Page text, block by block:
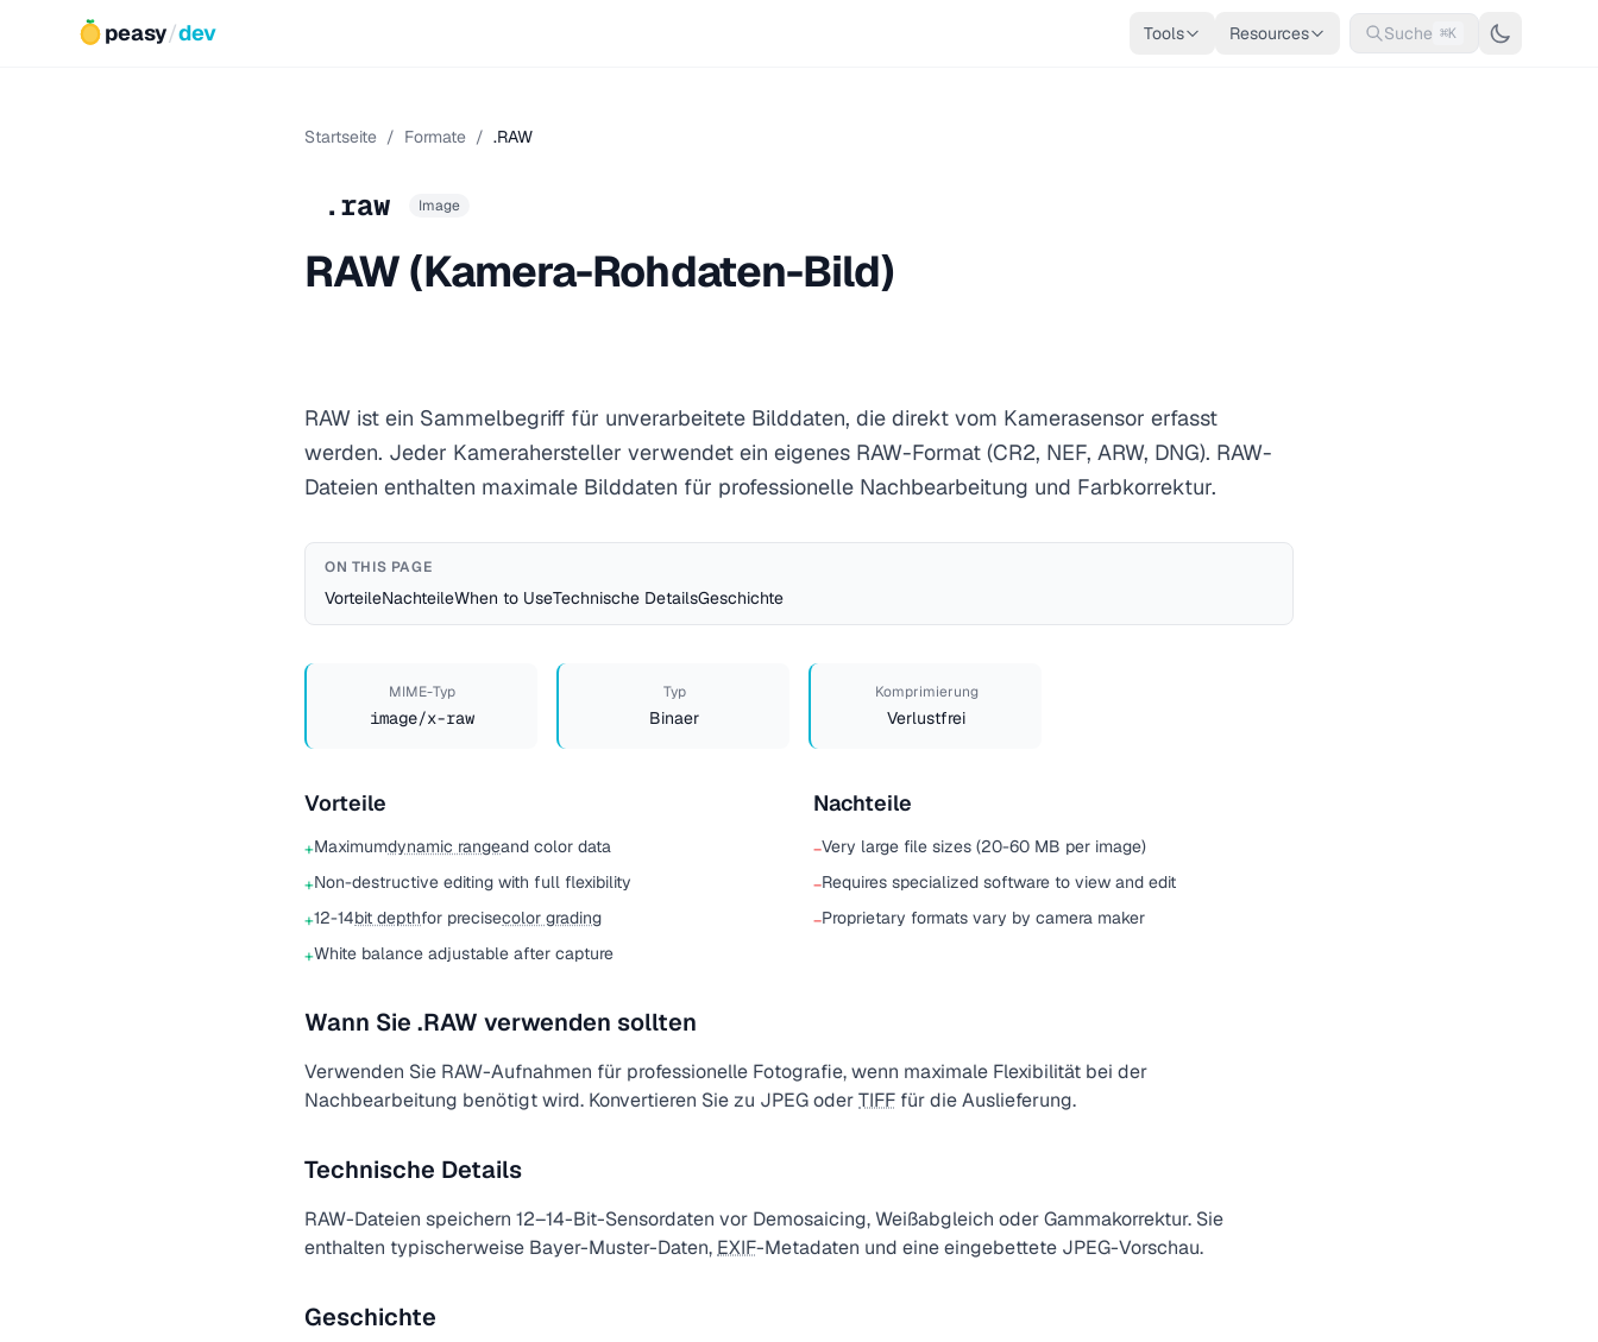
peasy/dev Tools Resources Suche ⌘K
Startseite / Formate / .RAW
.raw Image
RAW (Kamera-Rohdaten-Bild)
RAW ist ein Sammelbegriff für unverarbeitete Bilddaten, die direkt vom Kamerasensor erfasst
werden. Jeder Kamerahersteller verwendet ein eigenes RAW-Format (CR2, NEF, ARW, DNG). RAW-
Dateien enthalten maximale Bilddaten für professionelle Nachbearbeitung und Farbkorrektur.
ON THIS PAGE
VorteileNachteileWhen to UseTechnische DetailsGeschichte
MIME-Typ
image/x-raw
Typ
Binaer
Komprimierung
Verlustfrei
Vorteile
+Maximumdynamic rangeand color data
+Non-destructive editing with full flexibility
+12-14bit depthfor precisecolor grading
+White balance adjustable after capture
Nachteile
−Very large file sizes (20-60 MB per image)
−Requires specialized software to view and edit
−Proprietary formats vary by camera maker
Wann Sie .RAW verwenden sollten
Verwenden Sie RAW-Aufnahmen für professionelle Fotografie, wenn maximale Flexibilität bei der
Nachbearbeitung benötigt wird. Konvertieren Sie zu JPEG oderTIFF für die Auslieferung.
Technische Details
RAW-Dateien speichern 12–14-Bit-Sensordaten vor Demosaicing, Weißabgleich oder Gammakorrektur. Sie
enthalten typischerweise Bayer-Muster-Daten, EXIF-Metadaten und eine eingebettete JPEG-Vorschau.
Geschichte